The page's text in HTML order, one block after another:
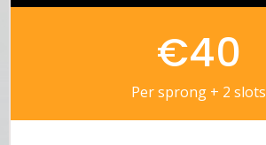
€40
Per sprong + 2 slots